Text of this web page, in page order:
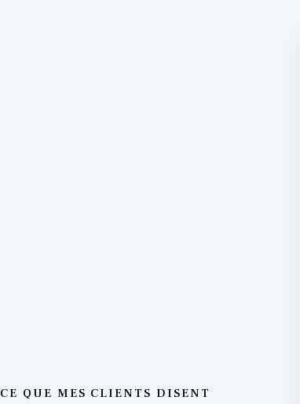
CE QUE MES CLIENTS DISENT